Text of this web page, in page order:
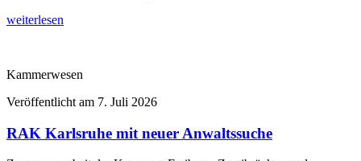
weiterlesen
Kammerwesen
Veröffentlicht am 7. Juli 2026
RAK Karlsruhe mit neuer Anwaltssuche